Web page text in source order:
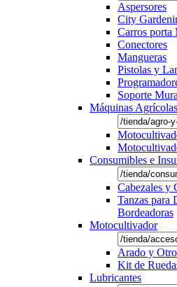
Aspersores
City
Carros porta
Conectores
Mangueras
Pistolas y
Soporte
Máquinas Agrícolas
Consumibles e
Cabezales y
Tanzas para
Bordeadoras
Motocultivador
Arado y
Kit de
Lubricantes